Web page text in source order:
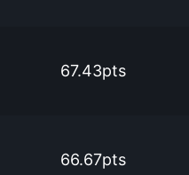
67.43pts
66.67pts